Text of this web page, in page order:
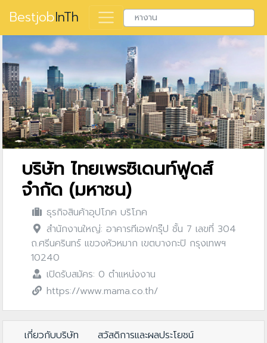
BestjobInTh
บริษัท ไทยเพรซิเดนท์ฟูดส์
จำกัด (มหาชน)
ธุรกิจสินค้าอุปโภค บริโภค
สำนักงานใหญ่: อาคารทีเอฟกรุ๊ป ชั้น 7 เลขที่ 304
ถ.ศรีนครินทร์ แขวงหัวหมาก เขตบางกะปิ กรุงเทพฯ
10240
เปิดรับสมัคร: 0 ตำแหน่งงาน
https://www.mama.co.th/
เกี่ยวกับบริษัท
สวัสดิการและผลประโยชน์